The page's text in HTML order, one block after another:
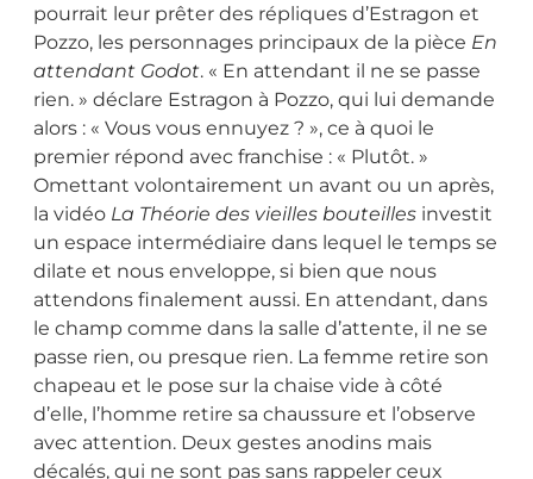
pourrait leur prêter des répliques d’Estragon et
Pozzo, les personnages principaux de la pièce En
attendant Godot. « En attendant il ne se passe
rien. » déclare Estragon à Pozzo, qui lui demande
alors : « Vous vous ennuyez ? », ce à quoi le
premier répond avec franchise : « Plutôt. »
Omettant volontairement un avant ou un après,
la vidéo La Théorie des vieilles bouteilles investit
un espace intermédiaire dans lequel le temps se
dilate et nous enveloppe, si bien que nous
attendons finalement aussi. En attendant, dans
le champ comme dans la salle d’attente, il ne se
passe rien, ou presque rien. La femme retire son
chapeau et le pose sur la chaise vide à côté
d’elle, l’homme retire sa chaussure et l’observe
avec attention. Deux gestes anodins mais
décalés, qui ne sont pas sans rappeler ceux